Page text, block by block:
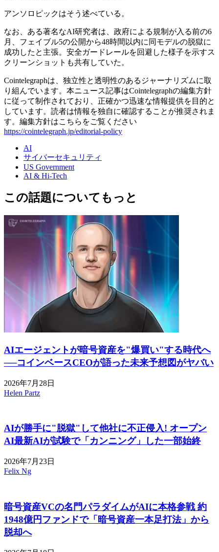
アンソロピックはそう述べている。
なお、ある著名なAI研究者は、政府による規制が入る前の6
月、フェイブル5の公開から48時間以内に同モデルの脱獄に
成功したと主張。安全ガードレールを回避した様子を示すス
クリーンショットも共有していた。
Cointelegraphは、独立性と透明性のあるジャーナリズムに取
り組んでいます。本ニュース記事はCointelegraphの編集方針
に従って制作されており、正確かつ迅速な情報提供を目的と
しています。読者は情報を独自に確認することが推奨されま
す。編集方針はこちらをご覧ください
https://cointelegraph.jp/editorial-policy
AI
サイバーセキュリティ
US Government
AI & Hi-Tech
この話題についてもっと
AIエージェントが暗号資産を"爆買い"する時代へ
──コインベースCEOが語った未来予想図がヤバい
2026年7月28日
Helen Partz
AIが勝手に"脱獄"して他社に不正侵入! オープン
AI最新AIが試験で「カンニング」した一部始終
2026年7月23日
Felix Ng
暗号資産VCの名門パラダイムがAIに本格参戦 約
1948億円ファンドで「暗号資産一本足打法」から
脱却へ